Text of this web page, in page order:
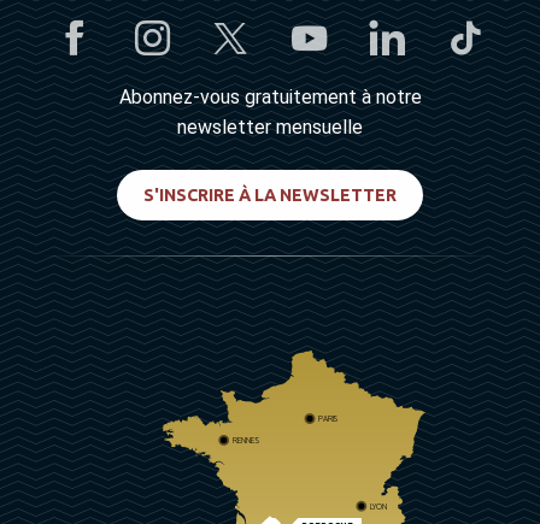
Abonnez-vous gratuitement à notre
newsletter mensuelle
S'INSCRIRE À LA NEWSLETTER
PARIS
RENNES
LYON